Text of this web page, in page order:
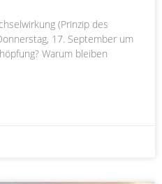
(Prinzip des
17. September um
Warum bleiben